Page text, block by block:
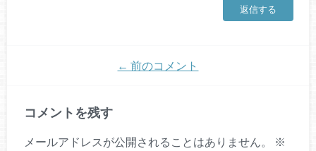
返信する
← 前のコメント
コメントを残す
メールアドレスが公開されることはありません。
※